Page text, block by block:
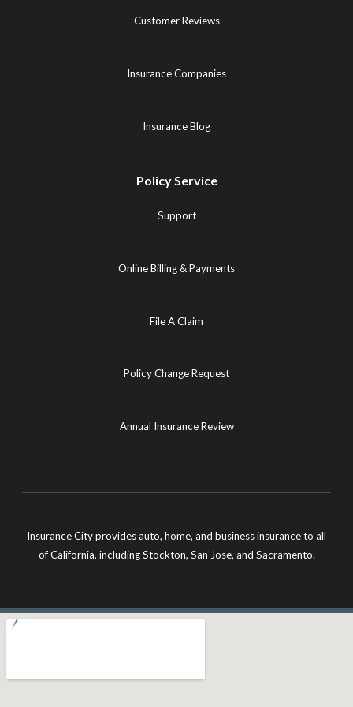
Customer Reviews
Insurance Companies
Insurance Blog
Policy Service
Support
Online Billing & Payments
File A Claim
Policy Change Request
Annual Insurance Review
Insurance City provides auto, home, and business insurance to all
of California, including Stockton, San Jose, and Sacramento.